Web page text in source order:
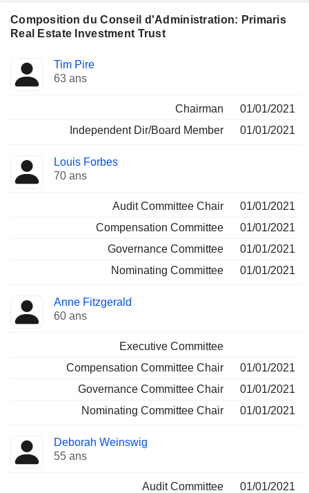
Composition du Conseil d'Administration: Primaris
Real Estate Investment Trust
Administrateur Comités
Tim Pire
63 ans
Chairman
01/01/2021
Independent Dir/Board Member
01/01/2021
Louis Forbes
70 ans
Audit Committee Chair
01/01/2021
Compensation Committee
01/01/2021
Governance Committee
01/01/2021
Nominating Committee
01/01/2021
Anne Fitzgerald
60 ans
Executive Committee
Compensation Committee Chair
01/01/2021
Governance Committee Chair
01/01/2021
Nominating Committee Chair
01/01/2021
Deborah Weinswig
55 ans
Audit Committee
01/01/2021